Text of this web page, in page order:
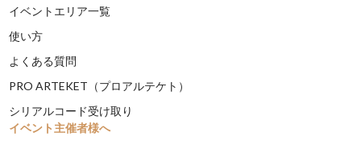
イベントエリア一覧
使い方
よくある質問
PRO ARTEKET（プロアルテケト）
シリアルコード受け取り
イベント主催者様へ